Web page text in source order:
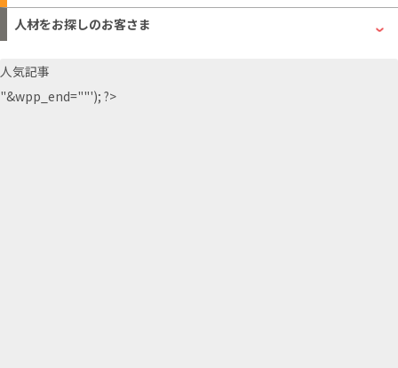
人材をお探しのお客さま
人気記事
"&wpp_end=""'); ?>